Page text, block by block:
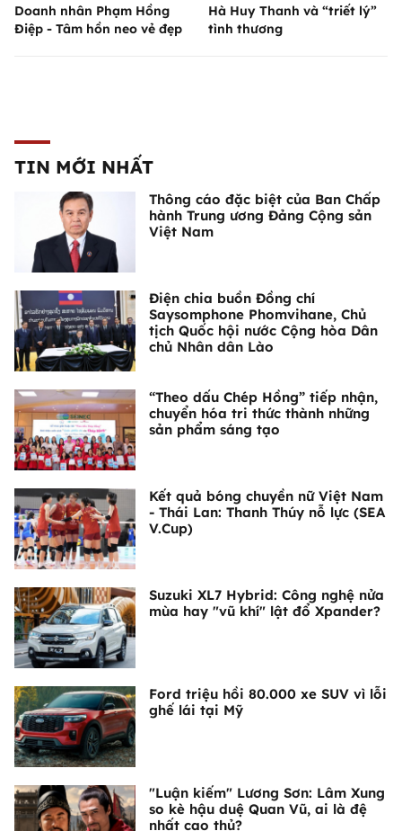
Doanh nhân Phạm Hồng
Điệp - Tâm hồn neo vẻ đẹp
Hà Huy Thanh và “triết lý”
tình thương
TIN MỚI NHẤT
Thông cáo đặc biệt của Ban Chấp
hành Trung ương Đảng Cộng sản
Việt Nam
Điện chia buồn Đồng chí
Saysomphone Phomvihane, Chủ
tịch Quốc hội nước Cộng hòa Dân
chủ Nhân dân Lào
“Theo dấu Chép Hồng” tiếp nhận,
chuyển hóa tri thức thành những
sản phẩm sáng tạo
Kết quả bóng chuyền nữ Việt Nam
- Thái Lan: Thanh Thúy nỗ lực (SEA
V.Cup)
Suzuki XL7 Hybrid: Công nghệ nửa
mùa hay "vũ khí" lật đổ Xpander?
Ford triệu hồi 80.000 xe SUV vì lỗi
ghế lái tại Mỹ
"Luận kiếm" Lương Sơn: Lâm Xung
so kè hậu duệ Quan Vũ, ai là đệ
nhất cao thủ?